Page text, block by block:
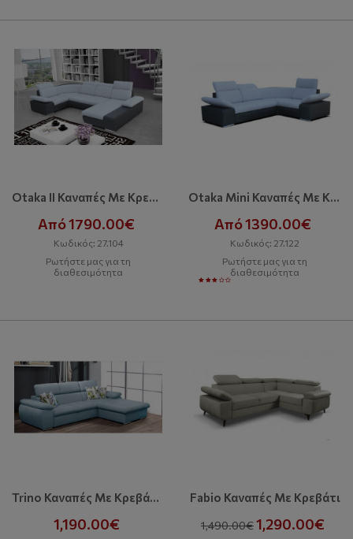
Otaka II Καναπές Με Κρεβάτι Και Αποθηκευτικό Χώρο
Από 1790.00€
Κωδικός: 27.104
Ρωτήστε μας για τη
διαθεσιμότητα
Otaka Mini Καναπές Με Κρεβάτι
Από 1390.00€
Κωδικός: 27.122
Ρωτήστε μας για τη
διαθεσιμότητα
Trino Καναπές Με Κρεβάτι Και Αποθηκευτικό Χώρο
1,190.00€
Fabio Καναπές Με Κρεβάτι
1,490.00€1,290.00€